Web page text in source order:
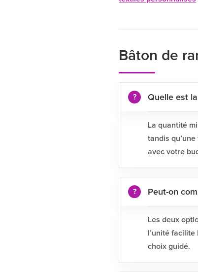
Bâton de
Quelle est
La quantité
tandis
avec votre
Peut-on
Les deux
l’unité
choix guidé.